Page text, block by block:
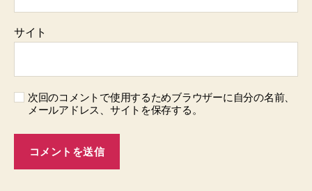
サイト
次回のコメントで使用するためブラウザーに自分の名前、
メールアドレス、サイトを保存する。